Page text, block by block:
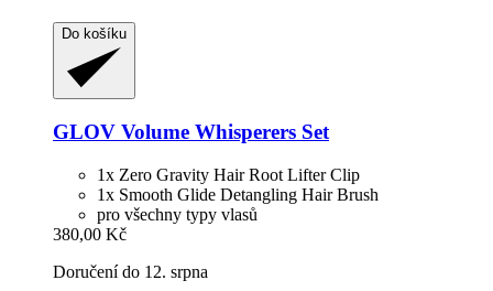
Do košíku
GLOV Volume Whisperers Set
1x Zero Gravity Hair Root Lifter Clip
1x Smooth Glide Detangling Hair Brush
pro všechny typy vlasů
380,00 Kč
Doručení do 12. srpna